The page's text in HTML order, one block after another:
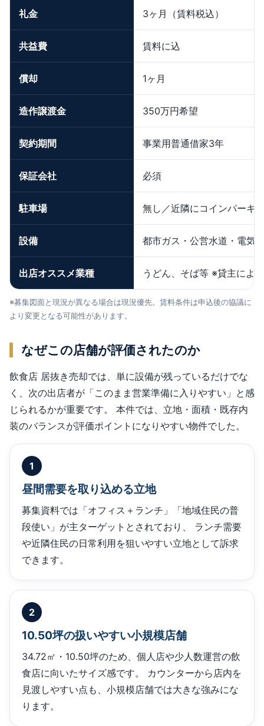
礼金 3ヶ月（賃料税込）
共益費 賃料に込
償却 1ヶ月
造作譲渡金 350万円希望
契約期間 事業用普通借家3年
保証会社 必須
駐車場 無し／近隣にコインパーキ
設備 都市ガス・公営水道・電気
出店オススメ業種 うどん、そば等 ※貸主によ
※募集図面と現況が異なる場合は現況優先。賃料条件は申込後の協議に
より変更となる可能性があります。
なぜこの店舗が評価されたのか
飲食店 居抜き売却では、単に設備が残っているだけでな
く、次の出店者が「このまま営業準備に入りやすい」と感
じられるかが重要です。 本件では、立地・面積・既存内
装のバランスが評価ポイントになりやすい物件でした。
1
昼間需要を取り込める立地
募集資料では「オフィス＋ランチ」「地域住民の普
段使い」が主ターゲットとされており、 ランチ需要
や近隣住民の日常利用を狙いやすい立地として訴求
できます。
2
10.50坪の扱いやすい小規模店舗
34.72㎡・10.50坪のため、個人店や少人数運営の飲
食店に向いたサイズ感です。 カウンターから店内を
見渡しやすい点も、小規模店舗では大きな強みにな
ります。